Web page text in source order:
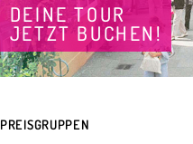
DEINE TOUR
JETZT BUCHEN!
PREISGRUPPEN